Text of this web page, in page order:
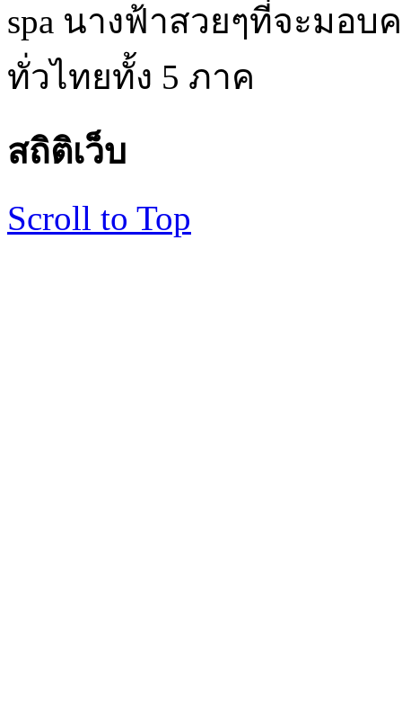
spa นางฟ้าสวยๆที่จะมอ
ทั่วไทยทั้ง 5 ภาค
สถิติเว็บ
Scroll to Top